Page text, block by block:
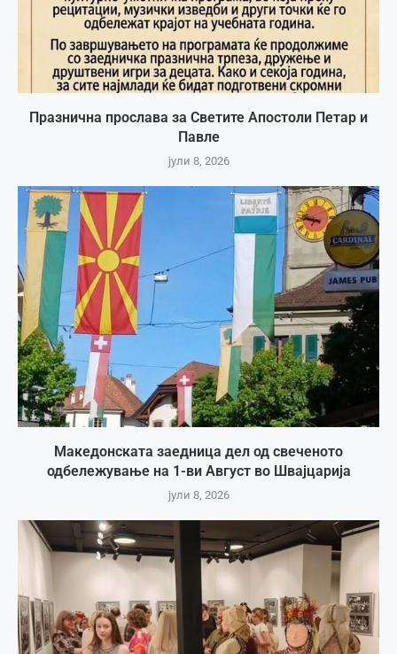
Празнична прослава за Светите Апостоли Петар и
Павле
јули 8, 2026
Македонската заедница дел од свеченото
одбележување на 1-ви Август во Швајцарија
јули 8, 2026